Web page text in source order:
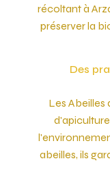
récoltant à
préserver la
Des
Les Abeilles
abeilles, ils